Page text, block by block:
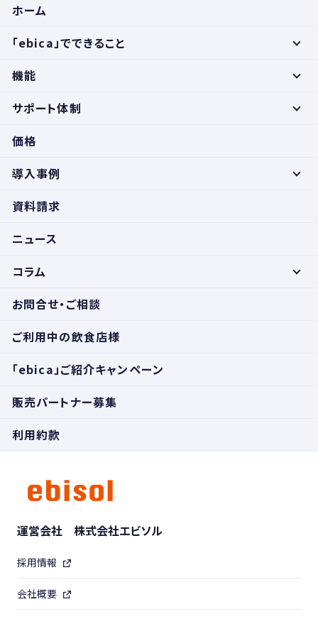
ホーム
「ebica」でできること
機能
サポート体制
価格
導入事例
資料請求
ニュース
コラム
お問合せ・ご相談
ご利用中の飲食店様
「ebica」ご紹介キャンペーン
販売パートナー募集
利用約款
運営会社 株式会社エビソル
採用情報
会社概要